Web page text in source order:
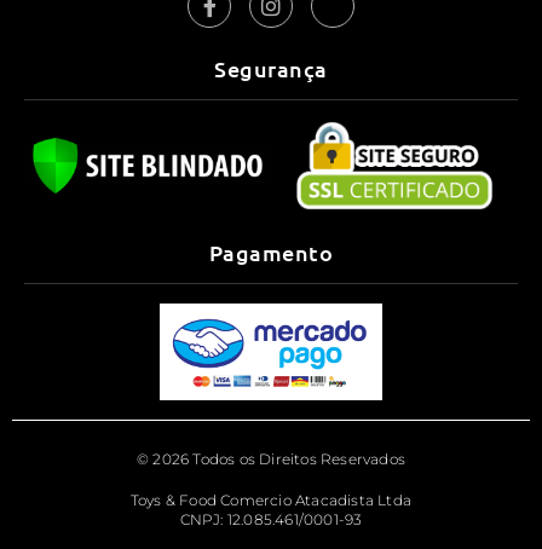
Segurança
Pagamento
© 2026 Todos os Direitos Reservados
Toys & Food Comercio Atacadista Ltda
CNPJ: 12.085.461/0001-93